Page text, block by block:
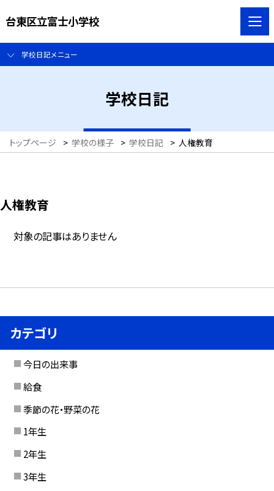
台東区立富士小学校
学校日記メニュー
学校日記
トップページ > 学校の様子 > 学校日記 > 人権教育
人権教育
対象の記事はありません
カテゴリ
今日の出来事
給食
季節の花・野菜の花
1年生
2年生
3年生